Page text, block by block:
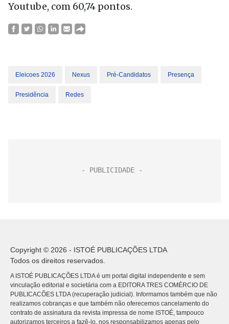
Youtube, com 60,74 pontos.
Eleicoes 2026 Nexus Pré-Candidatos Presença
Presidência Redes
Copyright © 2026 - ISTOÉ PUBLICAÇÕES LTDA
Todos os direitos reservados.
A ISTOÉ PUBLICAÇÕES LTDA é um portal digital independente e sem
vinculação editorial e societária com a EDITORA TRES COMÉRCIO DE
PUBLICACÕES LTDA (recuperação judicial). Informamos também que não
realizamos cobranças e que também não oferecemos cancelamento do
contrato de assinatura da revista impressa de nome ISTOÉ, tampouco
autorizamos terceiros a fazê-lo, nos responsabilizamos apenas pelo